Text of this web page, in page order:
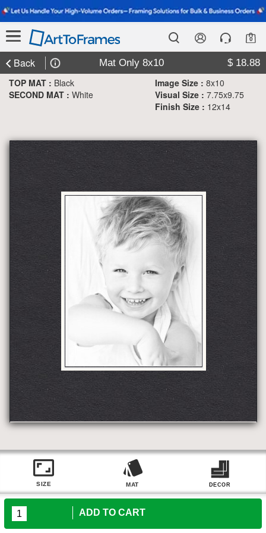
0
Back Mat Only 8x10 $ 18.88
TOP MAT : Black
SECOND MAT : White
Image Size : 8x10
Visual Size : 7.75x9.75
Finish Size : 12x14
ADD TO CART